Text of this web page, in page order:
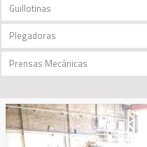
Guillotinas
Plegadoras
Prensas Mecánicas